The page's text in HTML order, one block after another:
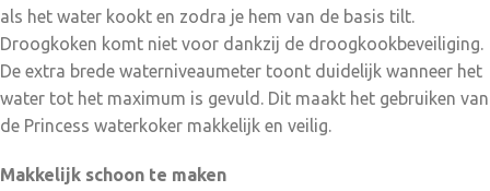
als het water kookt en zodra je hem van de basis tilt.
Droogkoken komt niet voor dankzij de droogkookbeveiliging.
De extra brede waterniveaumeter toont duidelijk wanneer het
water tot het maximum is gevuld. Dit maakt het gebruiken van
de Princess waterkoker makkelijk en veilig.
Makkelijk schoon te maken